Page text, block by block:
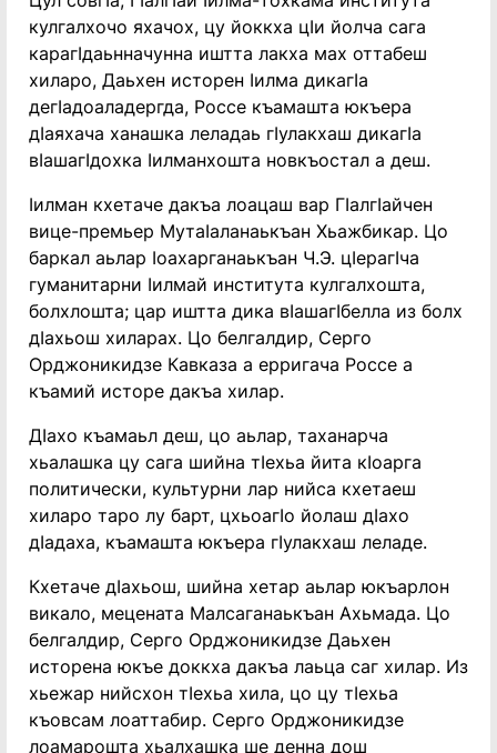
кулгалхочо яхачох, цу йоккха цӏи йолча сага
карагӏдаьнначунна иштта лакха мах оттабеш
хиларо, Даьхен исторен ӏилма дикагӏа
дегӏадоаладергда, Россе къамашта юкъера
дӏаяхача ханашка леладаь гӏулакхаш дикагӏа
вӏашагӏдохка ӏилманхошта новкъостал а деш.
ӏилман кхетаче дакъа лоацаш вар Гӏалгӏайчен
вице-премьер Мутаӏаланаькъан Хьажбикар. Цо
баркал аьлар Ӏоахарганаькъан Ч.Э. цӏерагӏча
гуманитарни ӏилмай института кулгалхошта,
болхлошта; цар иштта дика вӏашагӏбелла из болх
дӏахьош хиларах. Цо белгалдир, Серго
Орджоникидзе Кавказа а ерригача Россе а
къамий исторе дакъа хилар.
Дӏахо къамаьл деш, цо аьлар, таханарча
хьалашка цу сага шийна тӏехьа йита кӏоарга
политически, культурни лар нийса кхетаеш
хиларо таро лу барт, цхьоагӏо йолаш дӏахо
дӏадаха, къамашта юкъера гӏулакхаш леладе.
Кхетаче дӏахьош, шийна хетар аьлар юкъарлон
викало, мецената Малсаганаькъан Ахьмада. Цо
белгалдир, Серго Орджоникидзе Даьхен
исторена юкъе доккха дакъа лаьца саг хилар. Из
хьежар нийсхон тӏехьа хила, цо цу тӏехьа
къовсам лоаттабир. Серго Орджоникидзе
лоамарошта хьалхашка ше денна дош